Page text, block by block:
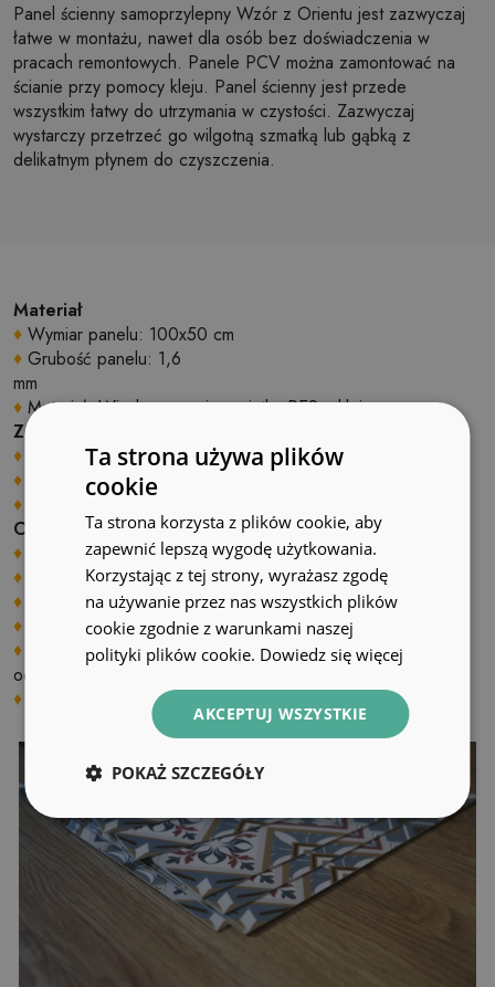
Panel ścienny samoprzylepny Wzór z Orientu jest zazwyczaj
łatwe w montażu, nawet dla osób bez doświadczenia w
pracach remontowych. Panele PCV można zamontować na
ścianie przy pomocy kleju. Panel ścienny jest przede
wszystkim łatwy do utrzymania w czystości. Zazwyczaj
wystarczy przetrzeć go wilgotną szmatką lub gąbką z
delikatnym płynem do czyszczenia.
Materiał
♦ Wymiar panelu: 100x50 cm
♦ Grubość panelu: 1,6
mm
♦ Materiał: Winyl wzmocniony siatką PES z klejem
Zastosowanie
♦ Wnętrza pomieszczeń;
♦ Ściany, podłogi, sufity;
♦
Cechy produktu
♦ Gładka i struktura;
♦ Szybki i łatwy montaż;
♦ Możliwość samodzielnego docinania na wymiar;
♦ Cyfrowy nadruk przy użyciu ekologicznych tuszy
♦ Odporny na ścieranie, uszkodzenia mechaniczne,
odbarwienia i promieniowanie UV
♦ Zakres temperatur stosowania: od –10 C do +60 C;
Ta strona używa plików
cookie
Ta strona korzysta z plików cookie, aby
zapewnić lepszą wygodę użytkowania.
Korzystając z tej strony, wyrażasz zgodę
na używanie przez nas wszystkich plików
cookie zgodnie z warunkami naszej
polityki plików cookie. Dowiedz się więcej
AKCEPTUJ WSZYSTKIE
POKAŻ SZCZEGÓŁY